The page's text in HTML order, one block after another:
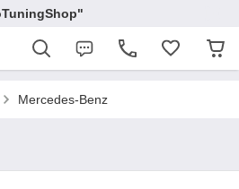
Mercedes-Benz